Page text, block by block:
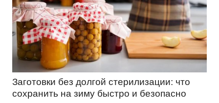
Заготовки без долгой стерилизации: что
сохранить на зиму быстро и безопасно